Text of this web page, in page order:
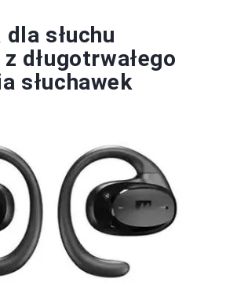
słuchu
długotrwałego
słuchawek